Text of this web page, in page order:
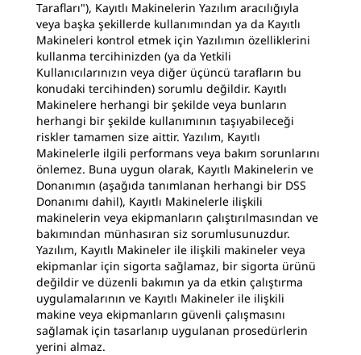
Tarafları"), Kayıtlı Makinelerin Yazılım aracılığıyla
veya başka şekillerde kullanımından ya da Kayıtlı
Makineleri kontrol etmek için Yazılımın özelliklerini
kullanma tercihinizden (ya da Yetkili
Kullanıcılarınızın veya diğer üçüncü tarafların bu
konudaki tercihinden) sorumlu değildir. Kayıtlı
Makinelere herhangi bir şekilde veya bunların
herhangi bir şekilde kullanımının taşıyabileceği
riskler tamamen size aittir. Yazılım, Kayıtlı
Makinelerle ilgili performans veya bakım sorunlarını
önlemez. Buna uygun olarak, Kayıtlı Makinelerin ve
Donanımın (aşağıda tanımlanan herhangi bir DSS
Donanımı dahil), Kayıtlı Makinelerle ilişkili
makinelerin veya ekipmanların çalıştırılmasından ve
bakımından münhasıran siz sorumlusunuzdur.
Yazılım, Kayıtlı Makineler ile ilişkili makineler veya
ekipmanlar için sigorta sağlamaz, bir sigorta ürünü
değildir ve düzenli bakımın ya da etkin çalıştırma
uygulamalarının ve Kayıtlı Makineler ile ilişkili
makine veya ekipmanların güvenli çalışmasını
sağlamak için tasarlanıp uygulanan prosedürlerin
yerini almaz.